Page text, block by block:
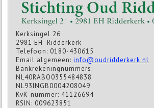
Kerksingel 26
2981 EH Ridderkerk
Telefoon: 0180-430615
Email algemeen:info@oudridderkerk.nl
Bankrekeningnummers:
NL40RABO0355484838
NL93INGB0004208049
KvK-nummer: 41126694
RSIN: 009623851